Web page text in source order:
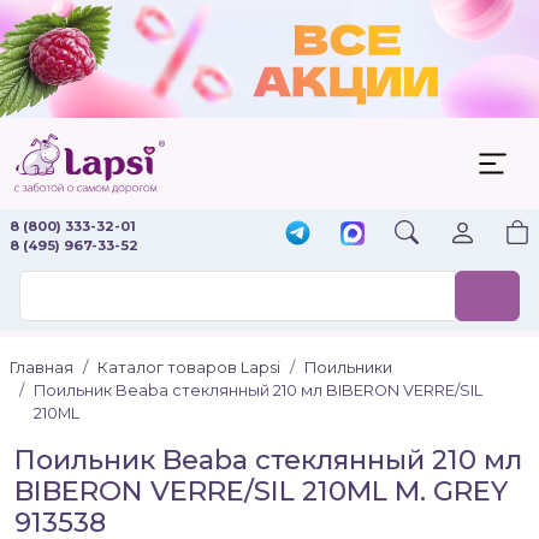
8 (800) 333-32-01
8 (495) 967-33-52
Главная Каталог товаров Lapsi
Поильники
Поильник Beaba стеклянный 210 мл BIBERON VERRE/SIL
210ML
Поильник Beaba стеклянный 210 мл
BIBERON VERRE/SIL 210ML M. GREY
913538